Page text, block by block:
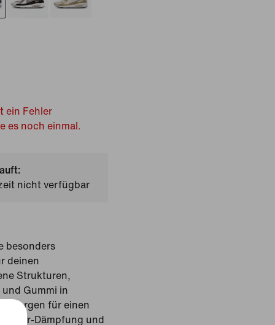
ein Fehler
es noch einmal.
nicht verfügbar
besonders
deinen
Strukturen,
Gummi in
sorgen für einen
Air-Dämpfung und